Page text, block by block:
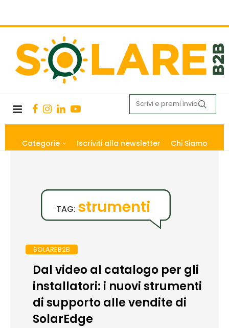
Categorie Iscriviti alla newsletter Chi Siamo
TAG: strumenti
SOLAREB2B
Dal video al catalogo per gli
installatori: i nuovi strumenti
di supporto alle vendite di
SolarEdge